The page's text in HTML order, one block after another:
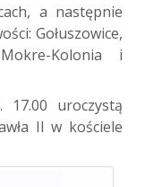
a następnie
Gołuszowice,
Kolonia i
17.00 uroczystą
II w kościele